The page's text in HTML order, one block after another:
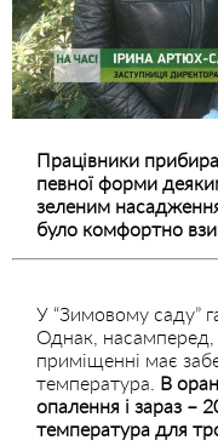
Працівники
певної форми
зеленим
було комфортно
У “Зимовому саду”
Однак, насамперед,
приміщенні має
температура. В
опалення і зараз –
температура для